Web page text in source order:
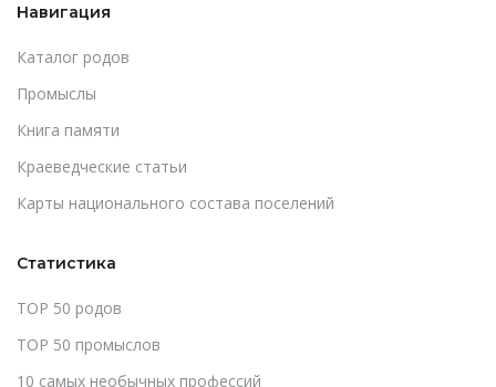
Навигация
Каталог родов
Промыслы
Книга памяти
Краеведческие статьи
Карты национального состава поселений
Статистика
TOP 50 родов
TOP 50 промыслов
10 самых необычных профессий